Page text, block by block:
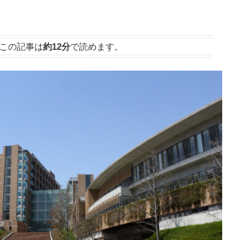
この記事は約12分で読めます。